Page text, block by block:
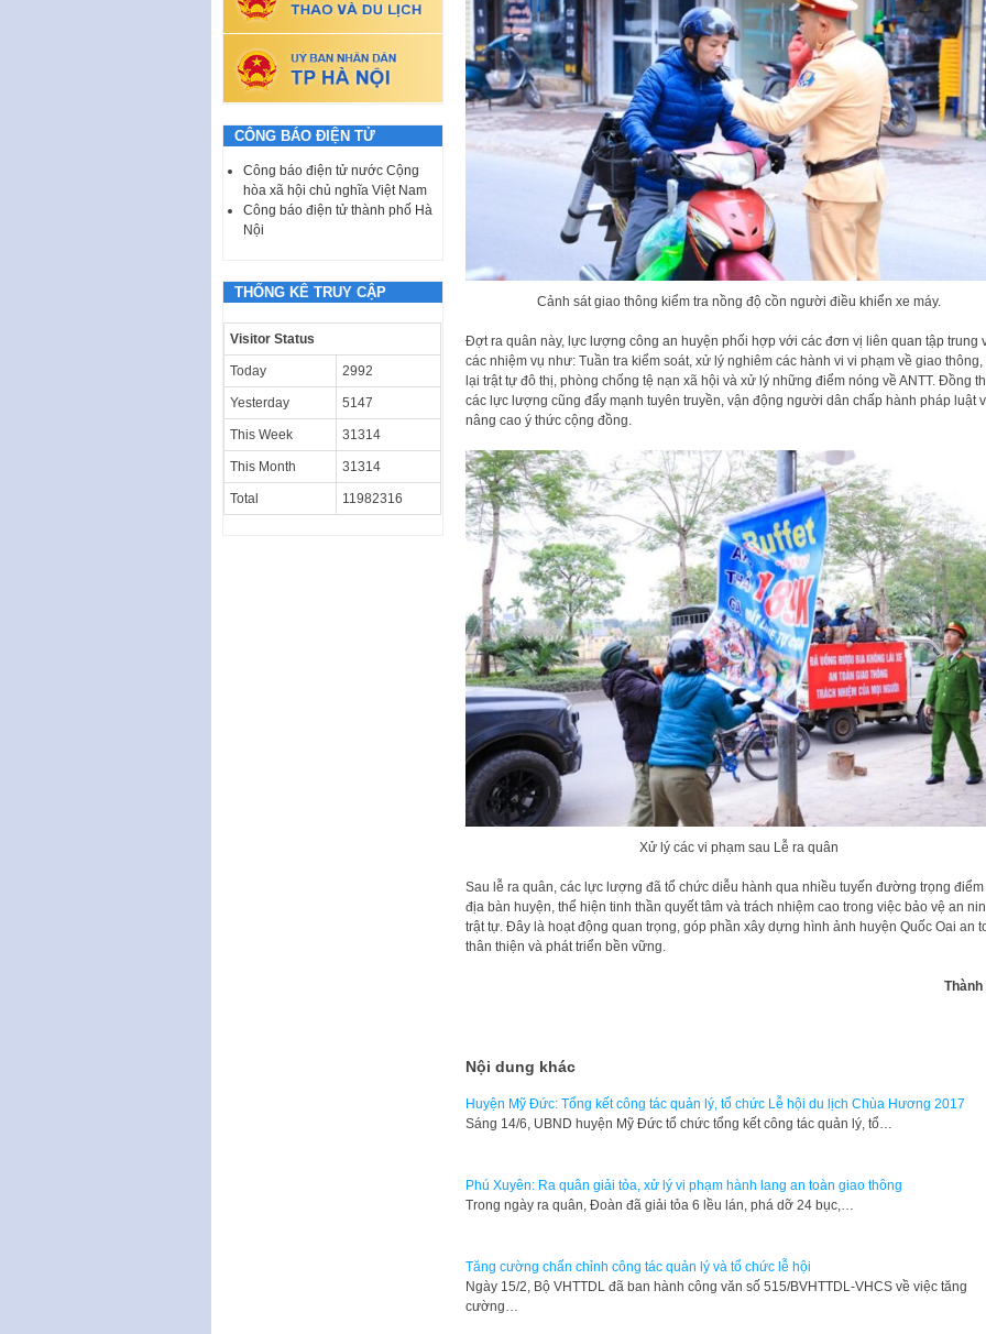
Cảnh sát giao thông kiểm tra nồng độ cồn người điều khiển xe máy.
Đợt ra quân này, lực lượng công an huyện phối hợp với các đơn vị liên quan tập trung
các nhiệm vụ như: Tuần tra kiểm soát, xử lý nghiêm các hành vi vi phạm về giao thông,
lại trật tự đô thị, phòng chống tệ nạn xã hội và xử lý những điểm nóng về ANTT. Đồng
các lực lượng cũng đẩy mạnh tuyên truyền, vận động người dân chấp hành pháp luật
nâng cao ý thức cộng đồng.
Xử lý các vi phạm sau Lễ ra quân
Sau lễ ra quân, các lực lượng đã tổ chức diễu hành qua nhiều tuyến đường trọng điểm
địa bàn huyện, thể hiện tinh thần quyết tâm và trách nhiệm cao trong việc bảo vệ an
trật tự. Đây là hoạt động quan trọng, góp phần xây dựng hình ảnh huyện Quốc Oai an
thân thiện và phát triển bền vững.
Thành
Nội dung khác
Huyện Mỹ Đức: Tổng kết công tác quản lý, tổ chức Lễ hội du lịch Chùa Hương 2017
Sáng 14/6, UBND huyện Mỹ Đức tổ chức tổng kết công tác quản lý, tổ…
Phú Xuyên: Ra quân giải tỏa, xử lý vi phạm hành lang an toàn giao thông
Trong ngày ra quân, Đoàn đã giải tỏa 6 lều lán, phá dỡ 24 bục,…
Tăng cường chấn chỉnh công tác quản lý và tổ chức lễ hội
Ngày 15/2, Bộ VHTTDL đã ban hành công văn số 515/BVHTTDL-VHCS về việc tăng
cường…
CÔNG BÁO ĐIỆN TỬ
Công báo điện tử nước Cộng
hòa xã hội chủ nghĩa Việt Nam
Công báo điện tử thành phố Hà
Nội
THỐNG KÊ TRUY CẬP
Visitor Status
Today 2992
Yesterday 5147
This Week 31314
This Month 31314
Total 11982316